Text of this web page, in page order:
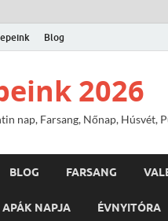
Blog
2026
nap, Farsang, Nőnap, Húsvét,
BLOG FARSANG
APÁK NAPJA ÉVNYITÓRA